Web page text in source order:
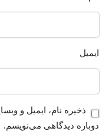
ایمیل
ذخیره نام، ایمیل و
دوباره دیدگاهی می‌نویسم.